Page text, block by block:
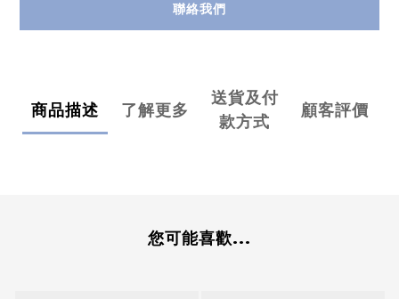
聯絡我們
商品描述 了解更多
送貨及付
款方式
顧客評價
您可能喜歡...